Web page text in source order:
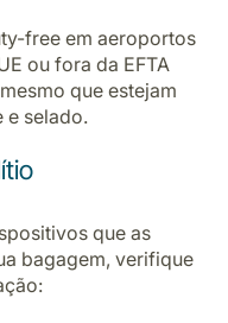
free em aeroportos
ou fora da EFTA
que estejam
e selado.
que as
bagagem, verifique